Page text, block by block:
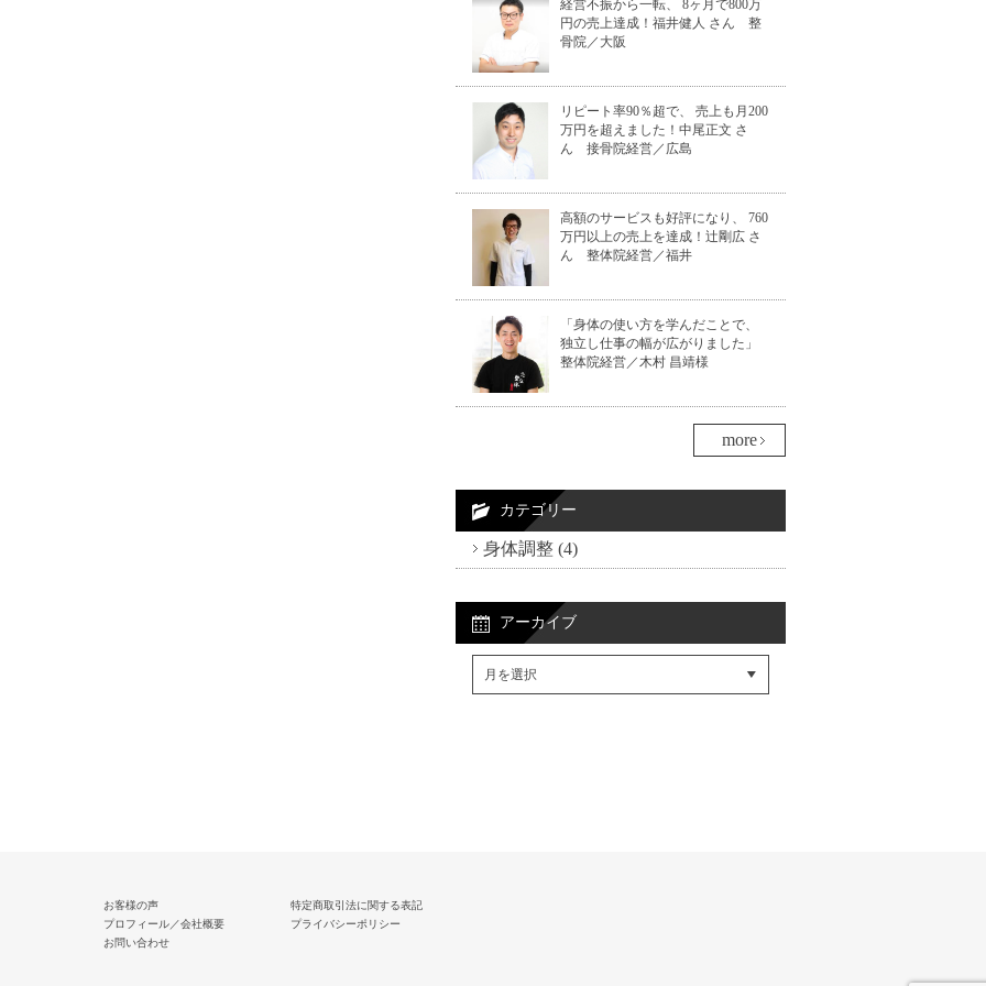
経営不振から一転、 8ヶ月で800万
円の売上達成！福井健人 さん 整
骨院／大阪
リピート率90％超で、 売上も月200
万円を超えました！中尾正文 さ
ん 接骨院経営／広島
高額のサービスも好評になり、 760
万円以上の売上を達成！辻剛広 さ
ん 整体院経営／福井
「身体の使い方を学んだことで、
独立し仕事の幅が広がりました」
整体院経営／木村 昌靖様
more
カテゴリー
身体調整 (4)
アーカイブ
お客様の声
プロフィール／会社概要
お問い合わせ
特定商取引法に関する表記
プライバシーポリシー